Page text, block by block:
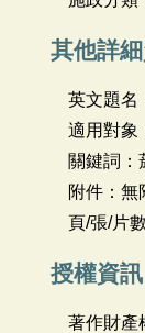
其他詳
英文題名
適用對象
關鍵詞：
附件：無
頁/張/片
授權資訊
著作財產